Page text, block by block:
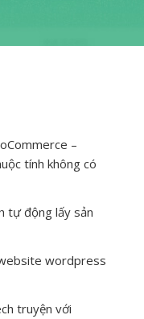
–
tính không có
tự động lấy sản
wordpress
truyện với